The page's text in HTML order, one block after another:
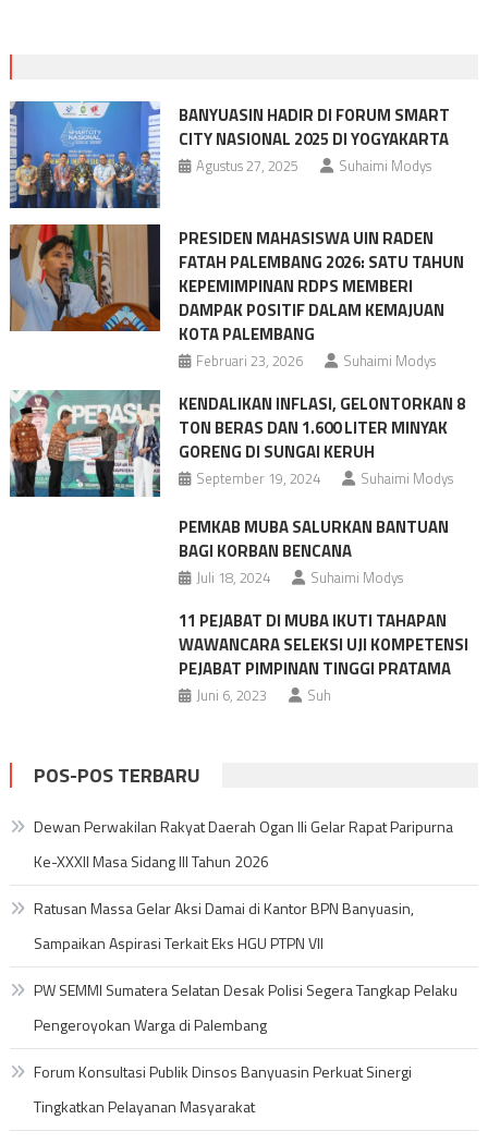
BANYUASIN HADIR DI FORUM SMART
CITY NASIONAL 2025 DI YOGYAKARTA
Agustus 27, 2025 Suhaimi Modys
PRESIDEN MAHASISWA UIN RADEN
FATAH PALEMBANG 2026: SATU TAHUN
KEPEMIMPINAN RDPS MEMBERI
DAMPAK POSITIF DALAM KEMAJUAN
KOTA PALEMBANG
Februari 23, 2026 Suhaimi Modys
KENDALIKAN INFLASI, GELONTORKAN 8
TON BERAS DAN 1.600 LITER MINYAK
GORENG DI SUNGAI KERUH
September 19, 2024 Suhaimi Modys
PEMKAB MUBA SALURKAN BANTUAN
BAGI KORBAN BENCANA
Juli 18, 2024 Suhaimi Modys
11 PEJABAT DI MUBA IKUTI TAHAPAN
WAWANCARA SELEKSI UJI KOMPETENSI
PEJABAT PIMPINAN TINGGI PRATAMA
Juni 6, 2023 Suh
POS-POS TERBARU
Dewan Perwakilan Rakyat Daerah Ogan Ili Gelar Rapat Paripurna
Ke-XXXII Masa Sidang III Tahun 2026
Ratusan Massa Gelar Aksi Damai di Kantor BPN Banyuasin,
Sampaikan Aspirasi Terkait Eks HGU PTPN VII
PW SEMMI Sumatera Selatan Desak Polisi Segera Tangkap Pelaku
Pengeroyokan Warga di Palembang
Forum Konsultasi Publik Dinsos Banyuasin Perkuat Sinergi
Tingkatkan Pelayanan Masyarakat